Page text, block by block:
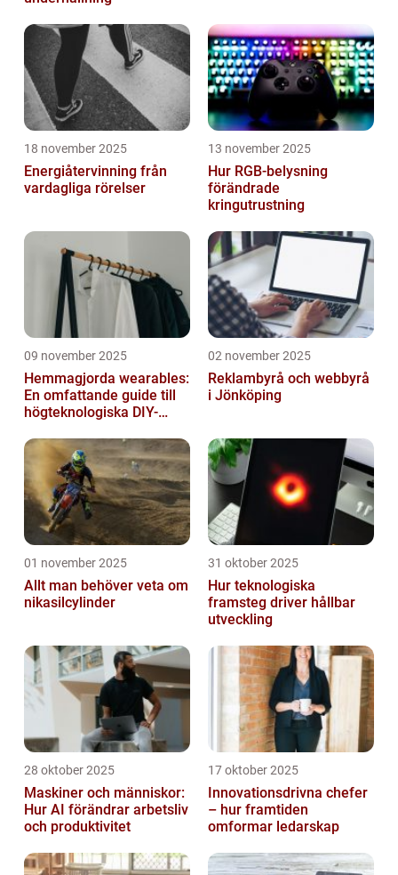
18 november 2025
Energiåtervinning från
vardagliga rörelser
13 november 2025
Hur RGB-belysning
förändrade
kringutrustning
09 november 2025
Hemmagjorda wearables:
En omfattande guide till
högteknologiska DIY-
02 november 2025
Reklambyrå och webbyrå
i Jönköping
01 november 2025
Allt man behöver veta om
nikasilcylinder
31 oktober 2025
Hur teknologiska
framsteg driver hållbar
utveckling
28 oktober 2025
Maskiner och människor:
Hur AI förändrar arbetsliv
och produktivitet
17 oktober 2025
Innovationsdrivna chefer
– hur framtiden
omformar ledarskap